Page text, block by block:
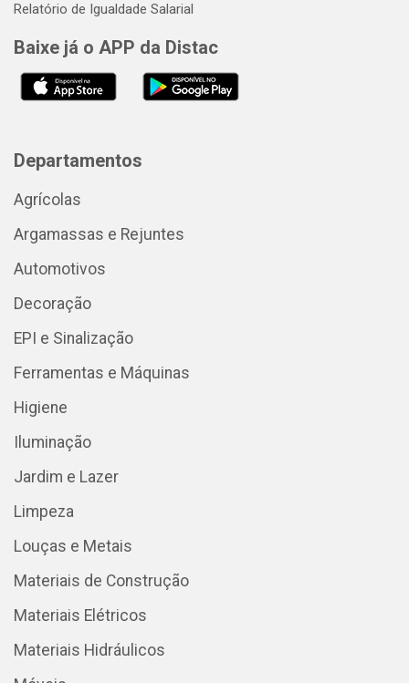
Relatório de Igualdade Salarial
Baixe já o APP da Distac
Departamentos
Agrícolas
Argamassas e Rejuntes
Automotivos
Decoração
EPI e Sinalização
Ferramentas e Máquinas
Higiene
Iluminação
Jardim e Lazer
Limpeza
Louças e Metais
Materiais de Construção
Materiais Elétricos
Materiais Hidráulicos